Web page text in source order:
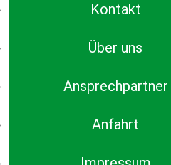
Kontakt
Über uns
Ansprechpartner
Anfahrt